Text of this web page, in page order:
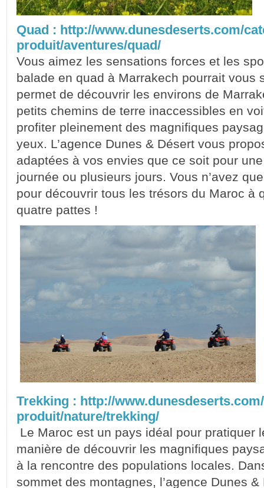
Quad : http://www.dunesdeserts.com/
produit/aventures/quad/
Vous aimez les sensations forces et les
balade en quad à Marrakech pourrait vous
permet de découvrir les environs de
petits chemins de terre inaccessibles en
profiter pleinement des magnifiques
yeux. L’agence Dunes & Désert vous
adaptées à vos envies que ce soit pour
journée ou plusieurs jours. Vous n’avez
pour découvrir tous les trésors du Maroc à
quatre pattes !
Trekking : http://
produit/nature/trekking/
Le Maroc est un pays idéal pour pratiquer
manière de découvrir les magnifiques
à la rencontre des populations locales.
sommet des montagnes, l’agence Dunes